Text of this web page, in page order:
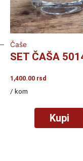
Čaše
SET ČAŠA
1,400.00 rsd
/ kom
Kupi